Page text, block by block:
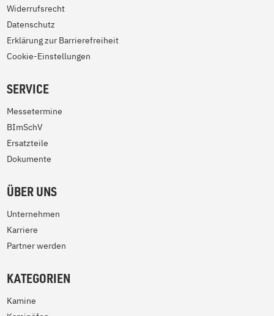
Widerrufsrecht
Datenschutz
Erklärung zur Barrierefreiheit
Cookie-Einstellungen
SERVICE
Messetermine
BImSchV
Ersatzteile
Dokumente
ÜBER UNS
Unternehmen
Karriere
Partner werden
KATEGORIEN
Kamine